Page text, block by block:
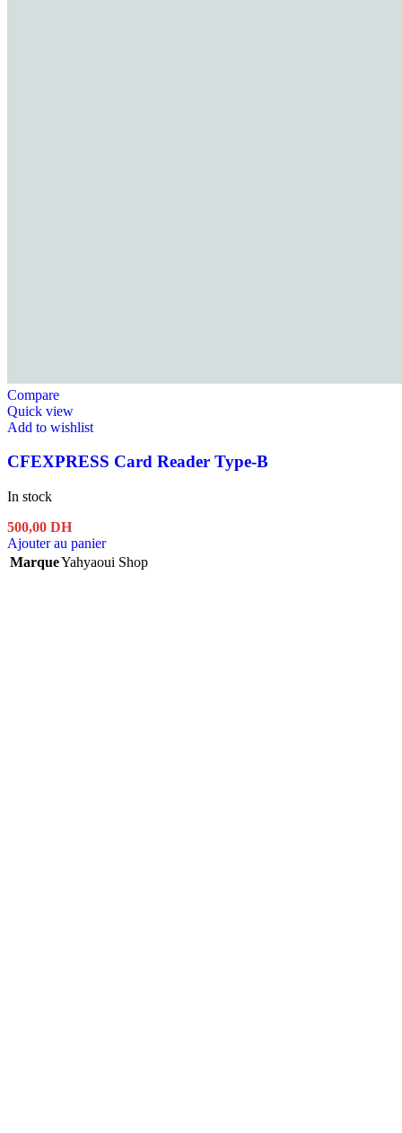
Compare
Quick view
Add to wishlist
CFEXPRESS Card Reader Type-B
In stock
500,00 DH
Ajouter au panier
MarqueYahyaoui Shop